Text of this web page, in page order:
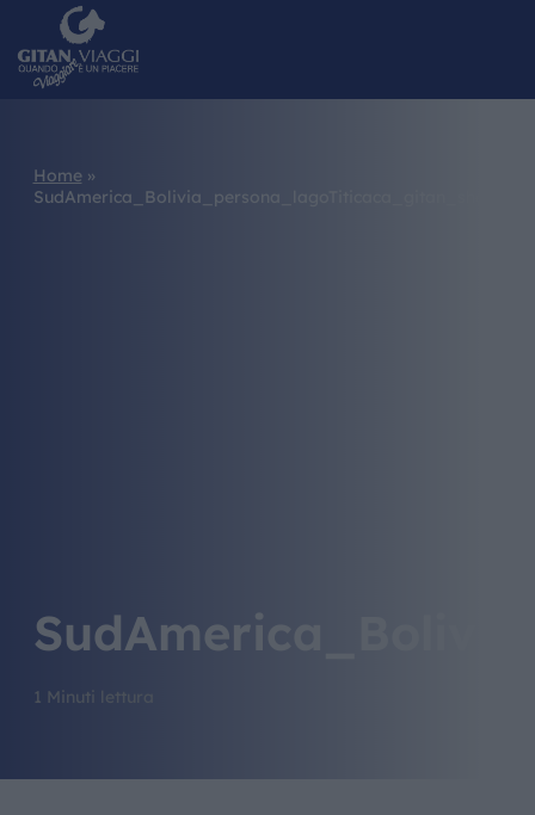
Home »
SudAmerica_Bolivia_persona_lagoTiticaca_gitan_shg
1 Minuti lettura